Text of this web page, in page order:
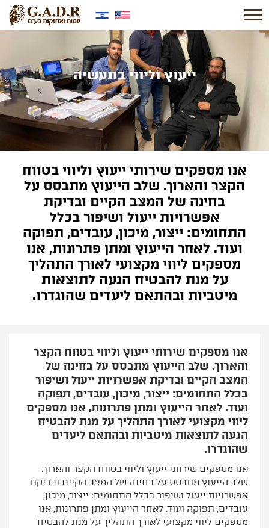
ייעוץ וליווי בתעשיה
אנו מספקים שירותי ייעוץ וליווי בטווח
הקצר והארוך. שלב הייעוץ מתבסס על
בחינה של המצב הקיים ובדיקת
אפשרויות ייעול ושיפור בכלל
התחומים: ייצור, מיכון, עובדים, תפוקה
ועוד. לאחר הייעוץ ומתן פתרונות, אנו
מספקים ליווי מקצועי לאורך התהליך
על מנת להבטיח הגעה לתוצאות
מיטביות ובהתאם ליעדים שהוגדרו.
אנו מספקים שירותי ייעוץ וליווי בטווח הקצר
והארוך. שלב הייעוץ מתבסס על בחינה של
המצב הקיים ובדיקת אפשרויות ייעול ושיפור
בכלל התחומים: ייצור, מיכון, עובדים, תפוקה
ועוד. לאחר הייעוץ ומתן פתרונות, אנו מספקים
ליווי מקצועי לאורך התהליך על מנת להבטיח
הגעה לתוצאות מיטביות ובהתאם ליעדים
שהוגדרו.
אנו מספקים שירותי ייעוץ וליווי בטווח הקצר והארוך.
שלב הייעוץ מתבסס על בחינה של המצב הקיים ובדיקת
אפשרויות ייעול ושיפור בכלל התחומים: ייצור, מיכון,
עובדים, תפוקה ועוד. לאחר הייעוץ ומתן פתרונות, אנו
מספקים ליווי מקצועי לאורך התהליך על מנת להבטיח